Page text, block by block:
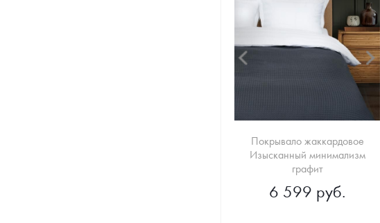
Покрывало жаккардовое
Изысканный минимализм
графит
6 599 руб.